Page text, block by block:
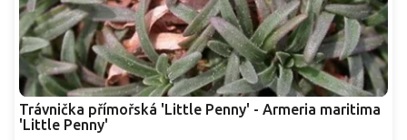
Trávnička přímořská 'Little Penny' - Armeria maritima
'Little Penny'